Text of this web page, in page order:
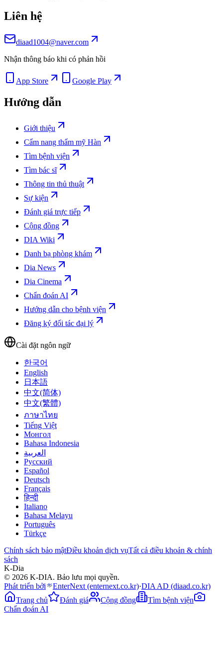
Liên hệ
diaad1004@naver.com
Nhận thông báo khi có phản hồi
App Store Google Play
Hướng dẫn
Giới thiệu
Cẩm nang thẩm mỹ Hàn
Tìm bệnh viện
Tìm bác sĩ
Thông tin thủ thuật
Sự kiện
Đánh giá trực tiếp
Cộng đồng
DIA Wiki
Danh bạ phòng khám
Dia News
Dia Cinema
Chẩn đoán AI
Hướng dẫn cho bệnh viện
Đăng ký đối tác đại lý
Cài đặt ngôn ngữ
한국어
English
日本語
中文(简体)
中文(繁體)
ภาษาไทย
Tiếng Việt
Монгол
Bahasa Indonesia
العربية
Русский
Español
Deutsch
Français
हिन्दी
Italiano
Bahasa Melayu
Português
Türkçe
Chính sách bảo mậtĐiều khoản dịch vụTất cả điều khoản & chính
sách
K-Dia
© 2026 K-DIA. Bảo lưu mọi quyền.
Phát triển bởi
EnterNext (enternext.co.kr)·DIA AD (diaad.co.kr)
Trang chủ
Đánh giá Cộng đồng
Tìm bệnh viện
Chẩn đoán AI